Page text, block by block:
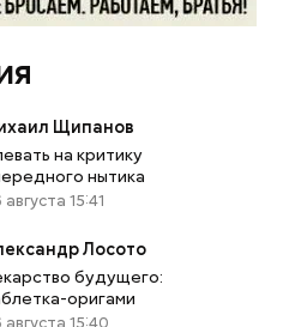
Щипанов
на критику
нытика
августа 15:41
Лосото
будущего:
оригами
августа 15:40